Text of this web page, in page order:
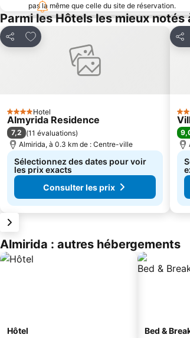
pas la même que celle du site de réservation.
Parmi les Hôtels les mieux notés
Partager
Ajouter à mes favoris
4 ÉtoilesHotel
Almyrida Residence
7,2 (11 évaluations)
Almirida, à 0.3 km de : Centre-ville
Sélectionnez des dates pour voir
les prix exacts
Consulter les prix
3
Almirida : autres hébergements
Hôtel Bed &